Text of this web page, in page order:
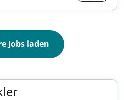
Jobs laden